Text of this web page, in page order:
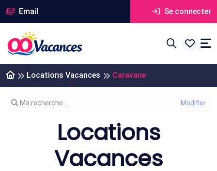
Email Se connecter
Locations Vacances Caravane
Modifier votre recherche
Ma recherche ...
Locations
Vacances